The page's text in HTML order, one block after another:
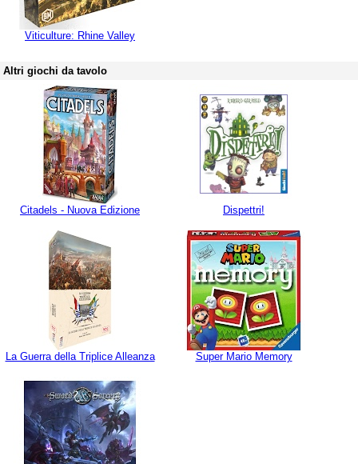
Viticulture: Rhine Valley
Altri giochi da tavolo
Citadels - Nuova Edizione Dispettri!
La Guerra della Triplice Alleanza Super Mario Memory